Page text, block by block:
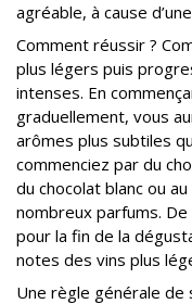
agréable, à cause
Comment réussir ?
plus légers puis
intenses. En
graduellement, vous
arômes plus subtiles
commenciez par du
du chocolat blanc ou
nombreux parfums.
pour la fin de la
notes des vins plus
Une règle générale de